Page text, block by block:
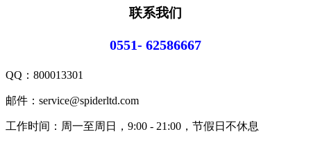
联系我们
0551- 62586667
QQ： 800013301
邮件：service@spiderltd.com
工作时间：周一至周日，9:00 - 21:00，节假日不休息